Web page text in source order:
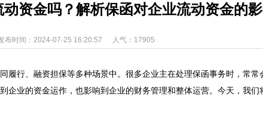
动资金吗？解析保函对企业流动资金的
布时间：2024-07-25 16:20:57 人气：17905
履行、融资担保等多种场景中。很多企业主在处理保函事务时，常常
企业的资金运作，也影响到企业的财务管理和整体运营。今天，我们